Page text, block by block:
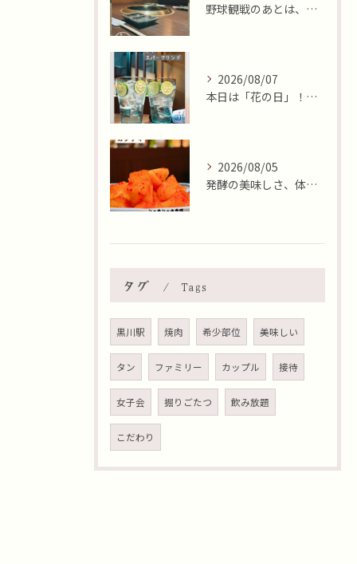
野球観戦のあとは、集いのひととき😊
2026/08/07
本日は「花の日」！そんな日に、焼肉 牛炭の桜ユッケで華やかに...
2026/08/05
発酵の美味しさ、体験しませんか？🧄
タグ Tags
黒川駅 焼肉 希少部位 美味しい
タン ファミリー カップル 接待
女子会 掘りごたつ 飲み放題
こだわり